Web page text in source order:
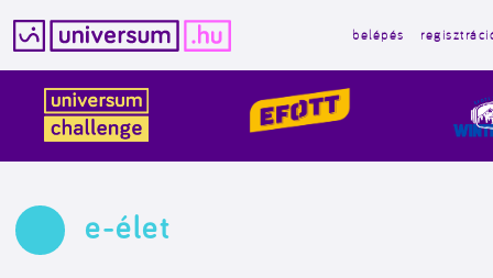
tartalomba
belépés
e-élet